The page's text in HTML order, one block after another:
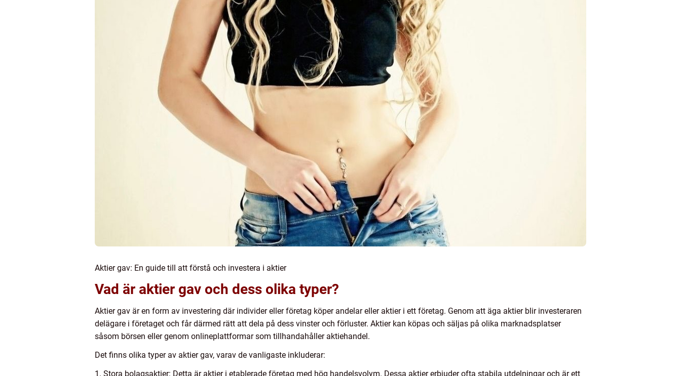
Aktier gav: En guide till att förstå och investera i aktier
Vad är aktier gav och dess olika typer?
Aktier gav är en form av investering där individer eller företag köper andelar eller aktier i ett företag. Genom att äga aktier blir investeraren
delägare i företaget och får därmed rätt att dela på dess vinster och förluster. Aktier kan köpas och säljas på olika marknadsplatser
såsom börsen eller genom onlineplattformar som tillhandahåller aktiehandel.
Det finns olika typer av aktier gav, varav de vanligaste inkluderar:
1. Stora bolagsaktier: Detta är aktier i etablerade företag med hög handelsvolym. Dessa aktier erbjuder ofta stabila utdelningar och är ett